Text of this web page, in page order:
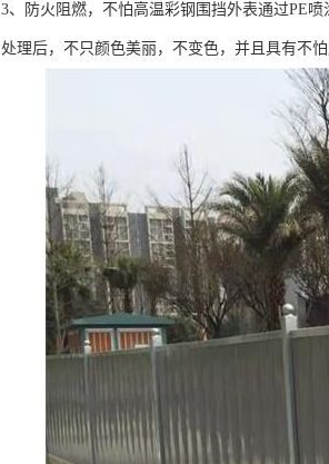
3、防火阻燃，不怕高温彩钢围挡外表通过PE
处理后，不只颜色美丽，不变色，并且具有不